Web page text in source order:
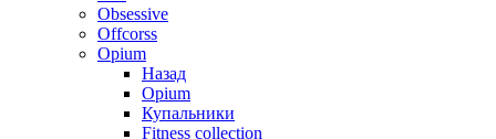
Obsessive
Offcorss
Opium
Назад
Opium
Купальники
Fitness collection